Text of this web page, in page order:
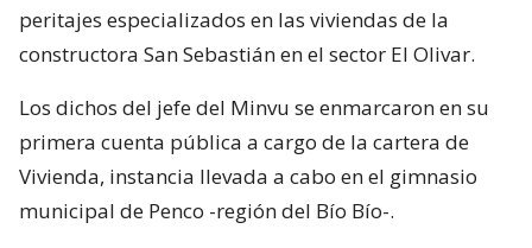
peritajes especializados en las viviendas de la
constructora San Sebastián en el sector El Olivar.
Los dichos del jefe del Minvu se enmarcaron en su
primera cuenta pública a cargo de la cartera de
Vivienda, instancia llevada a cabo en el gimnasio
municipal de Penco -región del Bío Bío-.